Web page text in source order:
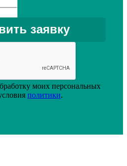
моих персональных
политики.